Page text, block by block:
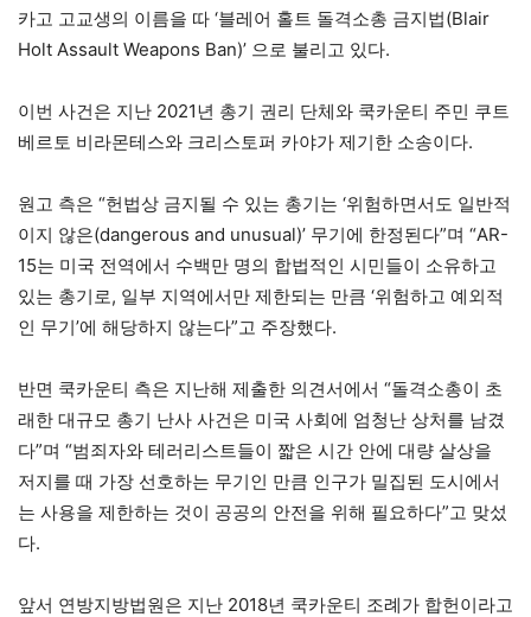
카고 고교생의 이름을 따 ‘블레어 홀트 돌격소총 금지법(Blair
Holt Assault Weapons Ban)’ 으로 불리고 있다.
이번 사건은 지난 2021년 총기 권리 단체와 쿡카운티 주민 쿠트
베르토 비라몬테스와 크리스토퍼 카야가 제기한 소송이다.
원고 측은 “헌법상 금지될 수 있는 총기는 ‘위험하면서도 일반적
이지 않은(dangerous and unusual)’ 무기에 한정된다”며 “AR-
15는 미국 전역에서 수백만 명의 합법적인 시민들이 소유하고
있는 총기로, 일부 지역에서만 제한되는 만큼 ‘위험하고 예외적
인 무기’에 해당하지 않는다”고 주장했다.
반면 쿡카운티 측은 지난해 제출한 의견서에서 “돌격소총이 초
래한 대규모 총기 난사 사건은 미국 사회에 엄청난 상처를 남겼
다”며 “범죄자와 테러리스트들이 짧은 시간 안에 대량 살상을
저지를 때 가장 선호하는 무기인 만큼 인구가 밀집된 도시에서
는 사용을 제한하는 것이 공공의 안전을 위해 필요하다”고 맞섰
다.
앞서 연방지방법원은 지난 2018년 쿡카운티 조례가 합헌이라고